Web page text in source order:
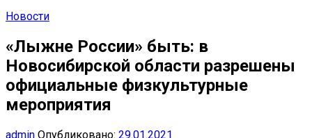
Новости
«Лыжне России» быть: в
Новосибирской области разрешены
официальные физкультурные
мероприятия
admin Опубликовано: 29.01.2021